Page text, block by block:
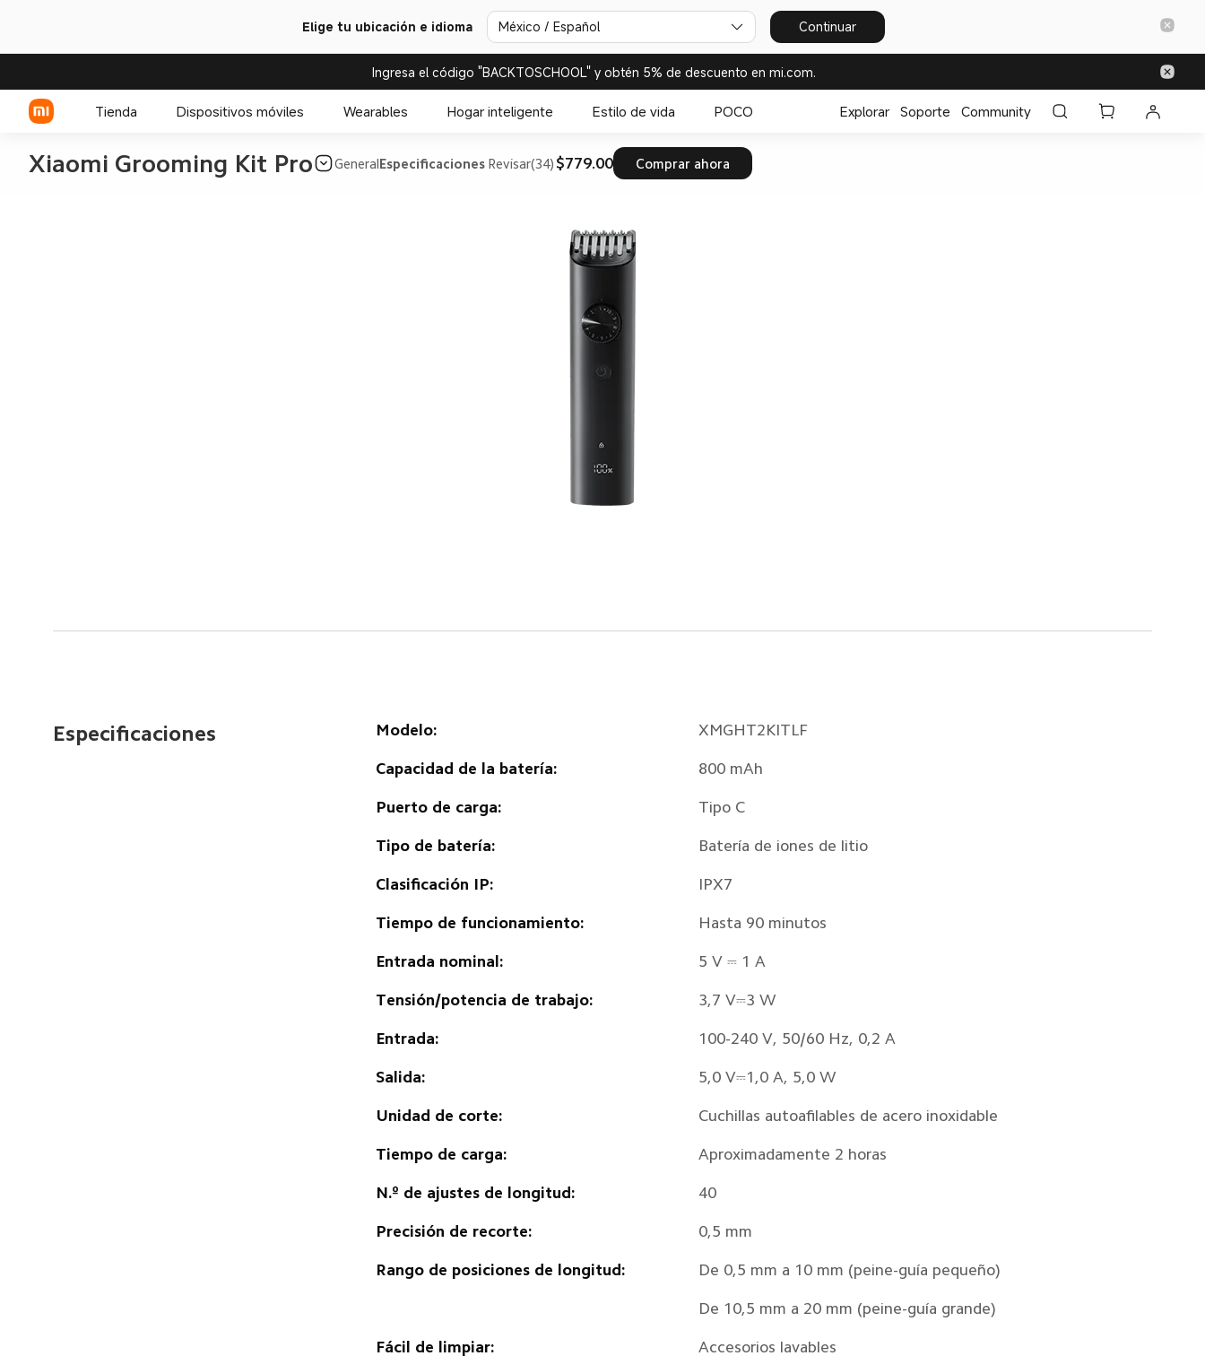
Elige tu ubicación e idioma México / Español Continuar
Ingresa el código "BACKTOSCHOOL" y obtén 5% de descuento en mi.com.
Tienda Dispositivos móviles Wearables Hogar inteligente Estilo de vida POCO Explorar Soporte Community
Xiaomi Grooming Kit Pro GeneralEspecificaciones Revisar(34) $779.00 Comprar ahora
Especificaciones Modelo: XMGHT2KITLF
Capacidad de la batería: 800 mAh
Puerto de carga: Tipo C
Tipo de batería: Batería de iones de litio
Clasificación IP: IPX7
Tiempo de funcionamiento: Hasta 90 minutos
Entrada nominal: 5 V ⎓ 1 A
Tensión/potencia de trabajo: 3,7 V⎓3 W
Entrada: 100-240 V, 50/60 Hz, 0,2 A
Salida: 5,0 V⎓1,0 A, 5,0 W
Unidad de corte: Cuchillas autoafilables de acero inoxidable
Tiempo de carga: Aproximadamente 2 horas
N.º de ajustes de longitud: 40
Precisión de recorte: 0,5 mm
Rango de posiciones de longitud: De 0,5 mm a 10 mm (peine-guía pequeño)
De 10,5 mm a 20 mm (peine-guía grande)
Fácil de limpiar: Accesorios lavables